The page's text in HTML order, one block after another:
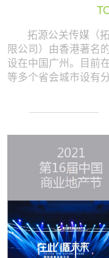
拓源公关传媒（
限公司）由香港著名
设在中国广州。目前
等多个省会城市设有